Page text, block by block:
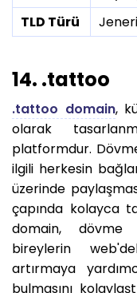
TLD Türü
14. .tattoo
.tattoo domain,
olarak
platformdur.
ilgili herkesin
üzerinde
çapında kolayca
domain, dövme
bireylerin
artırmaya
bulmasını